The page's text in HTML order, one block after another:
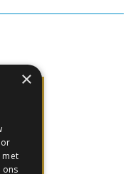
×
met
ons